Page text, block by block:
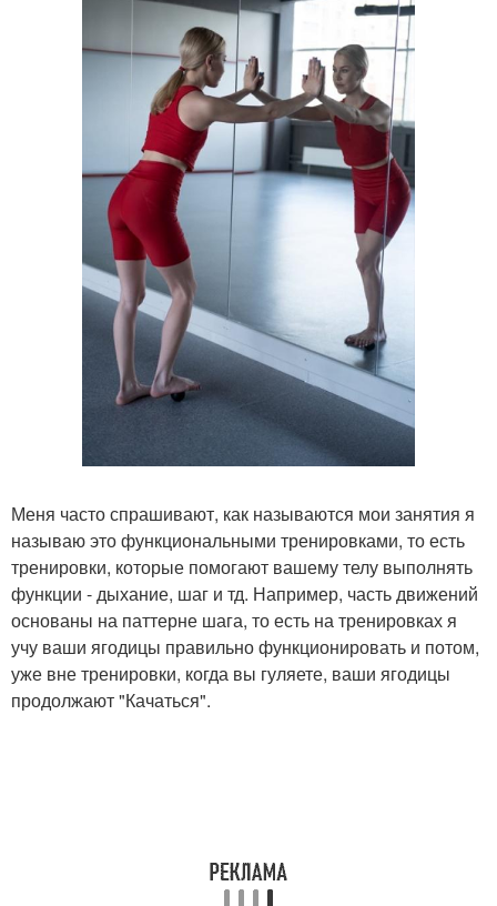
Меня часто спрашивают, как называются мои занятия я
называю это функциональными тренировками, то есть
тренировки, которые помогают вашему телу выполнять
функции - дыхание, шаг и тд. Например, часть движений
основаны на паттерне шага, то есть на тренировках я
учу ваши ягодицы правильно функционировать и потом,
уже вне тренировки, когда вы гуляете, ваши ягодицы
продолжают "Качаться".